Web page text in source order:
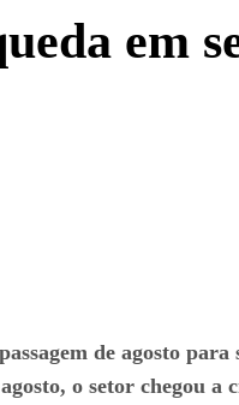
em
de agosto
o setor chegou